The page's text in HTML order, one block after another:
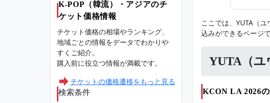
ここでは、YUTA（
込みができるページで
YUTA（ユ
KCON LA 2026
K-POP（韓流）・アジアのチ
ケット価格情報
チケット価格の相場やランキング、
地域ごとの情報をデータでわかりや
すくご紹介。
購入前に役立つ情報が満載です。
チケットの価格遷移をもっと見る
検索条件